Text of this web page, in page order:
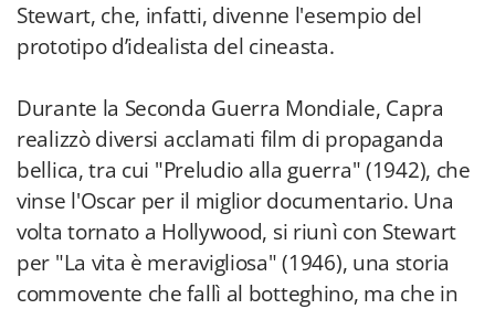
Stewart, che, infatti, divenne l'esempio del
prototipo d’idealista del cineasta.
Durante la Seconda Guerra Mondiale, Capra
realizzò diversi acclamati film di propaganda
bellica, tra cui "Preludio alla guerra" (1942), che
vinse l'Oscar per il miglior documentario. Una
volta tornato a Hollywood, si riunì con Stewart
per "La vita è meravigliosa" (1946), una storia
commovente che fallì al botteghino, ma che in